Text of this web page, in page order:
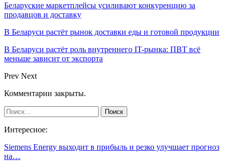
Беларуские маркетплейсы усиливают конкуренцию за
продавцов и доставку
В Беларуси растёт рынок доставки еды и готовой продукции
В Беларуси растёт роль внутреннего IT-рынка: ПВТ всё
меньше зависит от экспорта
Prev Next
Комментарии закрыты.
Интересное:
Siemens Energy выходит в прибыль и резко улучшает прогноз
на…